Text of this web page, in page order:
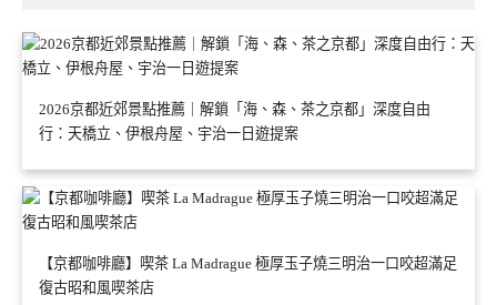
2026京都近郊景點推薦｜解鎖「海、森、茶之京都」深度自由
行：天橋立、伊根舟屋、宇治一日遊提案
【京都咖啡廳】喫茶 La Madrague 極厚玉子燒三明治一口咬超滿足
復古昭和風喫茶店